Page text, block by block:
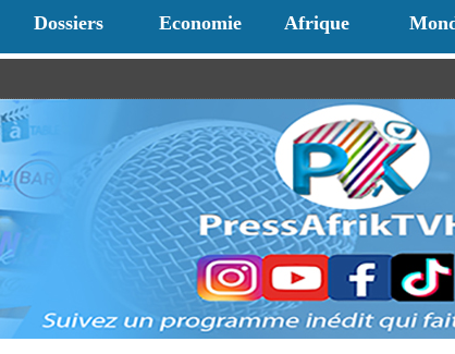
Dossiers Economie Afrique